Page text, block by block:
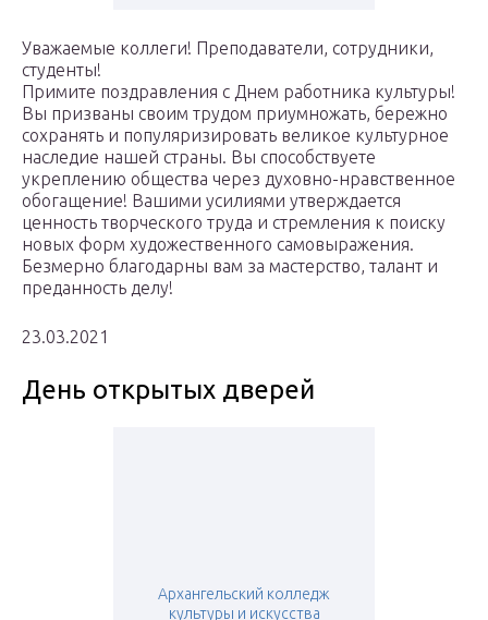
Уважаемые коллеги! Преподаватели, сотрудники,
студенты!
Примите поздравления с Днем работника культуры!
Вы призваны своим трудом приумножать, бережно
сохранять и популяризировать великое культурное
наследие нашей страны. Вы способствуете
укреплению общества через духовно-нравственное
обогащение! Вашими усилиями утверждается
ценность творческого труда и стремления к поиску
новых форм художественного самовыражения.
Безмерно благодарны вам за мастерство, талант и
преданность делу!
23.03.2021
День открытых дверей
Архангельский колледж
культуры и искусства